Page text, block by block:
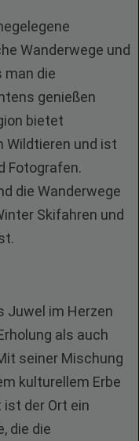
Wanderwege und
man die
genießen
bietet
Wildtieren und ist
Fotografen.
die Wanderwege
Skifahren und
Juwel im Herzen
als auch
seiner Mischung
kulturellem Erbe
der Ort ein
die die